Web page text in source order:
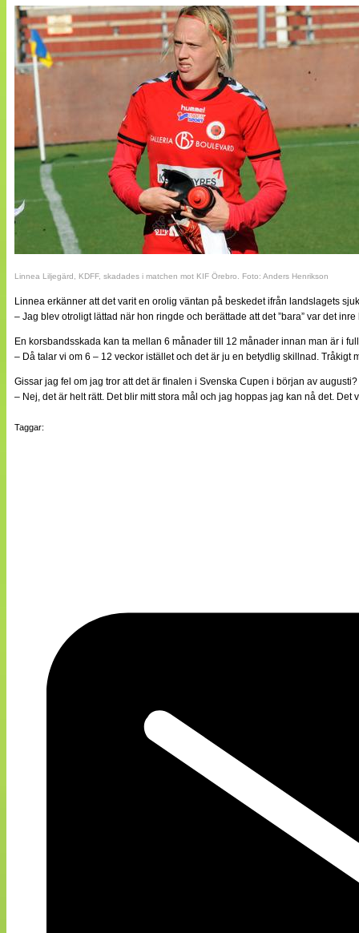
Cuper
Medlemsbilder
Till klubbkassan
NÄTverket
Split vision
Annonsera
Tipsa Damfotboll
Kontakt
Linnea Liljegärd, KDFF, skadades i matchen mot KIF Örebro. Foto: Anders Henrikson
Linnea erkänner att det varit en orolig väntan på beskedet ifrån landslagets
– Jag blev otroligt lättad när hon ringde och berättade att det ”bara” var det
En korsbandsskada kan ta mellan 6 månader till 12 månader innan man är i
– Då talar vi om 6 – 12 veckor istället och det är ju en betydlig skillnad. Tråkigt
Gissar jag fel om jag tror att det är finalen i Svenska Cupen i början av augusti?
– Nej, det är helt rätt. Det blir mitt stora mål och jag hoppas jag kan nå det.
Taggar: